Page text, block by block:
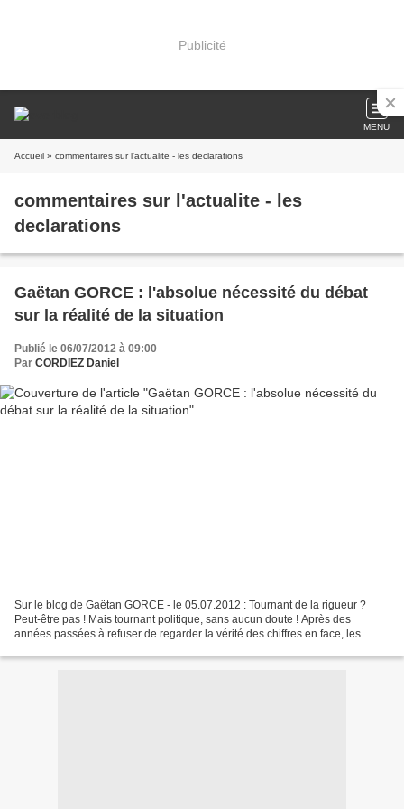
Publicité
MENU
Accueil » commentaires sur l'actualite - les declarations
commentaires sur l'actualite - les
declarations
Gaëtan GORCE : l'absolue nécessité du débat
sur la réalité de la situation
Publié le 06/07/2012 à 09:00
Par CORDIEZ Daniel
Sur le blog de Gaëtan GORCE - le 05.07.2012 : Tournant de la rigueur ?
Peut-être pas ! Mais tournant politique, sans aucun doute ! Après des
années passées à refuser de regarder la vérité des chiffres en face, les